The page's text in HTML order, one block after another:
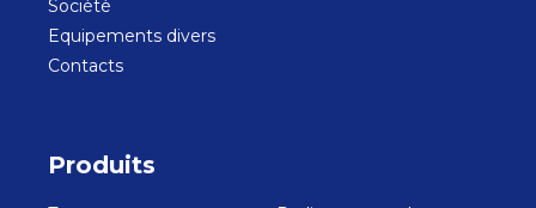
Sociètè
Equipements divers
Contacts
Produits